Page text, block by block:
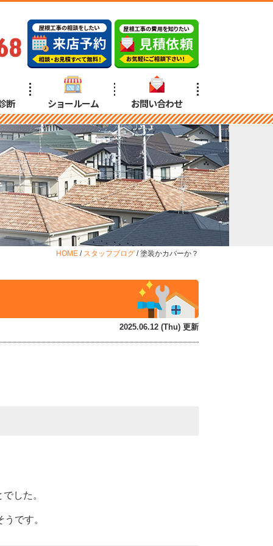
断 ショールーム お問い合わせ
HOME / スタッフブログ /塗装かカバーか？
2025.06.12 (Thu) 更新
した。
です。